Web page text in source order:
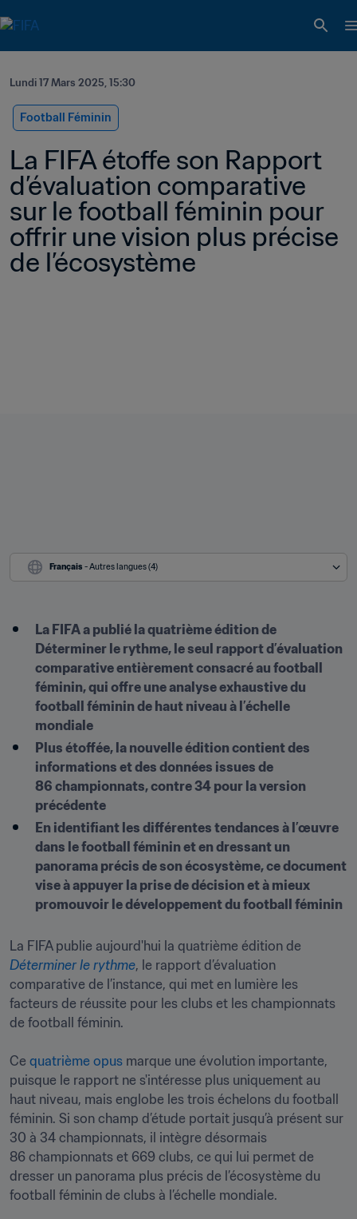
Lundi 17 Mars 2025, 15:30
Football Féminin
La FIFA étoffe son Rapport
d’évaluation comparative
sur le football féminin pour
offrir une vision plus précise
de l’écosystème
Français - Autres langues (4)
La FIFA a publié la quatrième édition de
Déterminer le rythme, le seul rapport d’évaluation
comparative entièrement consacré au football
féminin, qui offre une analyse exhaustive du
football féminin de haut niveau à l’échelle
mondiale
Plus étoffée, la nouvelle édition contient des
informations et des données issues de
86 championnats, contre 34 pour la version
précédente
En identifiant les différentes tendances à l’œuvre
dans le football féminin et en dressant un
panorama précis de son écosystème, ce document
vise à appuyer la prise de décision et à mieux
Déterminer le rythme, le rapport d’évaluation
comparative de l’instance, qui met en lumière les
facteurs de réussite pour les clubs et les championnats
de football féminin.
Ce quatrième opus marque une évolution importante,
puisque le rapport ne s'intéresse plus uniquement au
haut niveau, mais englobe les trois échelons du football
féminin. Si son champ d’étude portait jusqu’à présent sur
30 à 34 championnats, il intègre désormais
86 championnats et 669 clubs, ce qui lui permet de
dresser un panorama plus précis de l’écosystème du
football féminin de clubs à l’échelle mondiale.